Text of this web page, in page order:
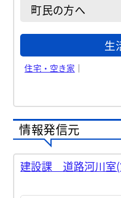
町民の方へ
生
住宅・空き家 ｜
情報発信元
建設課 道路河川